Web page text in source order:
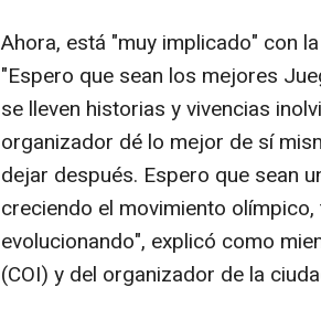
Ahora, está "muy implicado" con
"Espero que sean los mejores
se lleven historias y vivencias
organizador dé lo mejor de sí
dejar después. Espero que sean
creciendo el movimiento
evolucionando", explicó como
(COI) y del organizador de la